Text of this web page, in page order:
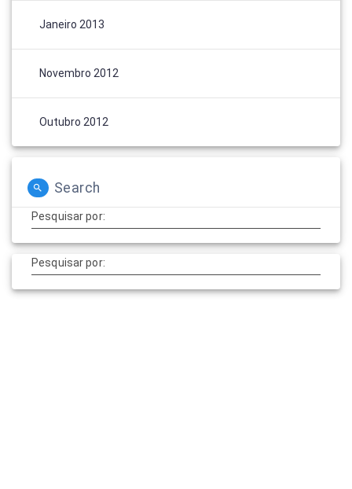
Janeiro 2013
Novembro 2012
Outubro 2012
Search
Pesquisar por:
Pesquisar por: